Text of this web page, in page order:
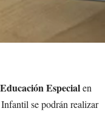
Educación Especialen
se podrán realizar